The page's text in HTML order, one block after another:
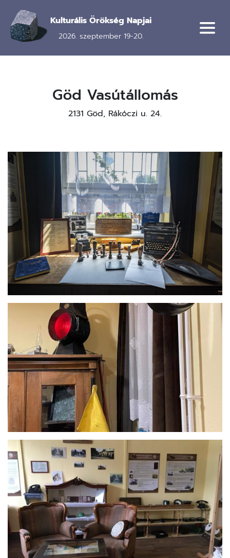
a
tartalomra
Kulturális Örökség Napjai
2026. szeptember 19-20.
Göd Vasútállomás
2131 Göd, Rákóczi u. 24.